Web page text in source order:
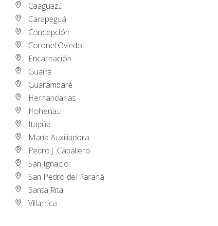
Caaguazú
Carapeguá
Concepción
Coronel Oviedo
Encarnación
Guairá
Guarambaré
Hernandarias
Hohenau
Itapúa
María Auxiliadora
Pedro J. Caballero
San Ignacio
San Pedro del Paraná
Santa Rita
Villarrica